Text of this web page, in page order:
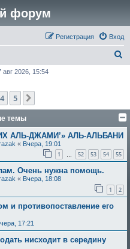
форум
Вход
Регистрация
к
2026, 15:54
4 5
темы
АЛЬ-ДЖАМИ’» АЛЬ-АЛЬБАНИ
« Вчера, 19:01
1 52 53 54 55
Очень нужна помощь.
« Вчера, 18:08
1 2
и противопоставление его
17:21
нисходит в середину